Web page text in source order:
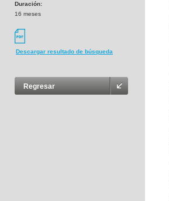
Duración:
16 meses
Descargar resultado de búsqueda
Regresar